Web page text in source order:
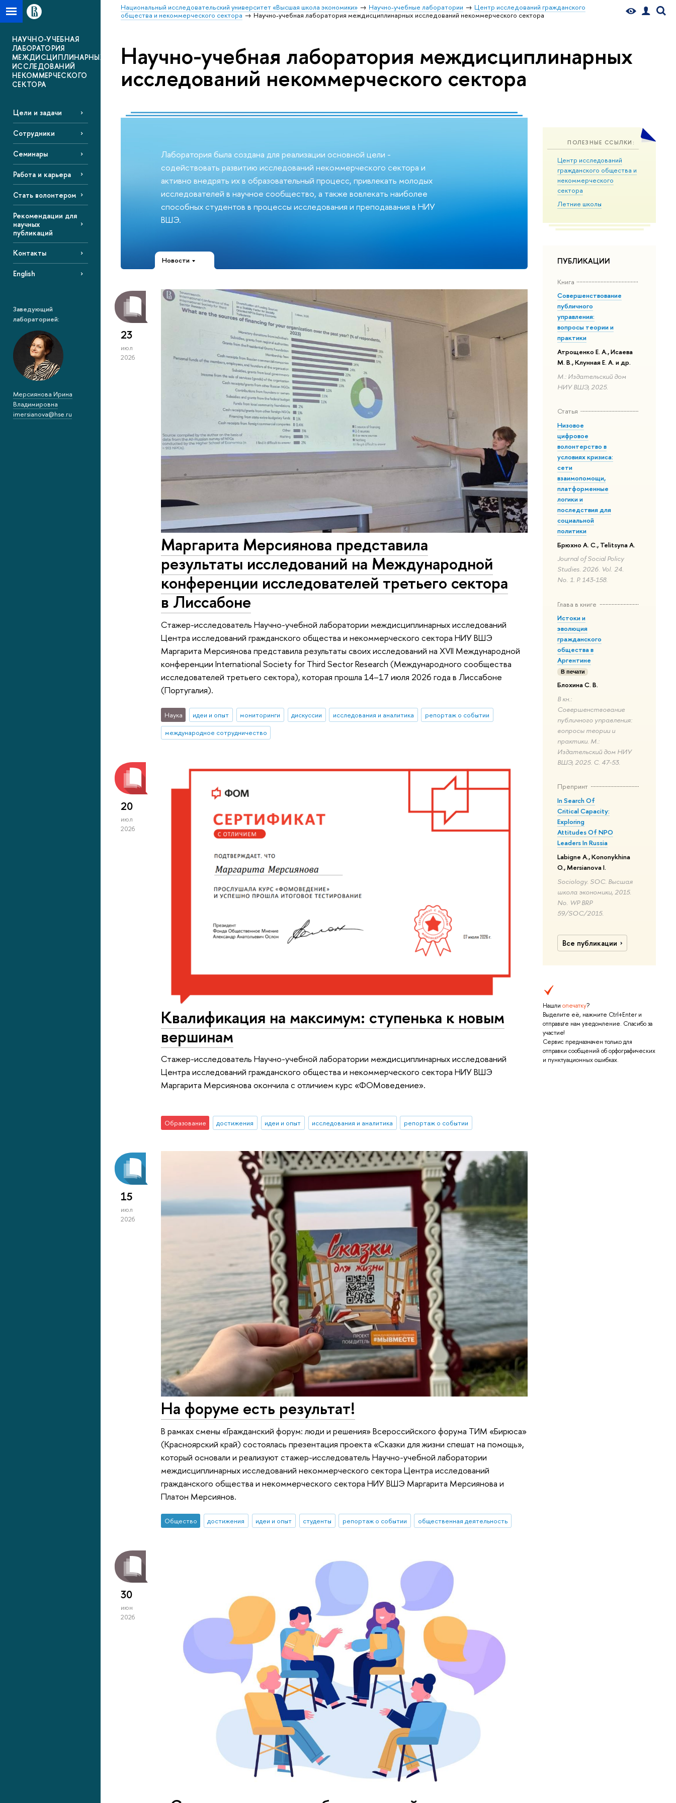
Национальный исследовательский университет «Высшая школа экономики» Научно-учебные лаборатории
Центр исследований гражданского
общества и некоммерческого сектора
Научно-учебная лаборатория междисциплинарных исследований некоммерческого сектора
НАУЧНО-УЧЕБНАЯ
ЛАБОРАТОРИЯ
МЕЖДИСЦИПЛИНАРНЫХ
ИССЛЕДОВАНИЙ
НЕКОММЕРЧЕСКОГО
СЕКТОРА
Цели и задачи
Сотрудники
Семинары
Работа и карьера
Стать волонтером
Рекомендации для
научных
публикаций
Контакты
English
Заведующий
лабораторией:
Мерсиянова Ирина
Владимировна
imersianova@hse.ru
Научно-учебная лаборатория междисциплинарных
исследований некоммерческого сектора
ПОЛЕЗНЫЕ ССЫЛКИ:
Центр исследований
гражданского общества и
некоммерческого
сектора
Летние школы
ПУБЛИКАЦИИ
Книга
Совершенствование
публичного
управления:
вопросы теории и
практики
Атрощенко Е. А., Исаева
М. В., Клунная Е. А. и др.
М.: Издательский дом
НИУ ВШЭ, 2025.
Статья
Низовое
цифровое
волонтерство в
условиях кризиса:
сети
взаимопомощи,
платформенные
логики и
последствия для
социальной
политики
Брюхно А. С., Telitsyna A.
Journal of Social Policy
Studies. 2026. Vol. 24.
No. 1. P. 143-158.
Глава в книге
Истоки и
эволюция
гражданского
общества в
Аргентине
В печати
Блохина С. В.
В кн.:
Совершенствование
публичного управления:
вопросы теории и
практики. М.:
Издательский дом НИУ
ВШЭ, 2025. С. 47-53.
Препринт
In Search Of
Critical Capacity:
Exploring
Attitudes Of NPO
Leaders In Russia
Labigne A., Kononykhina
O., Mersianova I.
Sociology. SOC. Высшая
школа экономики, 2015.
No. WP BRP
59/SOC/2015.
Все публикации
Нашли опечатку?
Выделите её, нажмите Ctrl+Enter и
отправьте нам уведомление. Спасибо за
участие!
Сервис предназначен только для
отправки сообщений об орфографических
и пунктуационных ошибках.
Лаборатория была создана для реализации основной цели -
содействовать развитию исследований некоммерческого сектора и
активно внедрять их в образовательный процесс, привлекать молодых
исследователей в научное сообщество, а также вовлекать наиболее
способных студентов в процессы исследования и преподавания в НИУ
ВШЭ.
Новости
23
июл
2026
Маргарита Мерсиянова представила
результаты исследований на Международной
конференции исследователей третьего сектора
в Лиссабоне
Стажер-исследователь Научно-учебной лаборатории междисциплинарных исследований
Центра исследований гражданского общества и некоммерческого сектора НИУ ВШЭ
Маргарита Мерсиянова представила результаты своих исследований на XVII Международной
конференции International Society for Third Sector Research (Международного сообщества
исследователей третьего сектора), которая прошла 14–17 июля 2026 года в Лиссабоне
(Португалия).
Наука идеи и опыт мониторинги дискуссии исследования и аналитика
репортаж о событии
международное сотрудничество
20
июл
2026
Квалификация на максимум: ступенька к новым
вершинам
Стажер-исследователь Научно-учебной лаборатории междисциплинарных исследований
Центра исследований гражданского общества и некоммерческого сектора НИУ ВШЭ
Маргарита Мерсиянова окончила с отличием курс «ФОМоведение».
Образование достижения идеи и опыт исследования и аналитика репортаж о событии
15
июл
2026
На форуме есть результат!
В рамках смены «Гражданский форум: люди и решения» Всероссийского форума ТИМ «Бирюса»
(Красноярский край) состоялась презентация проекта «Сказки для жизни спешат на помощь»,
который основали и реализуют стажер-исследователь Научно-учебной лаборатории
междисциплинарных исследований некоммерческого сектора Центра исследований
гражданского общества и некоммерческого сектора НИУ ВШЭ Маргарита Мерсиянова и
Платон Мерсиянов.
Общество достижения идеи и опыт студенты репортаж о событии общественная деятельность
30
июн
2026